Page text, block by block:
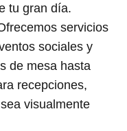
tu gran día.
servicios
sociales y
de mesa hasta
recepciones,
visualmente